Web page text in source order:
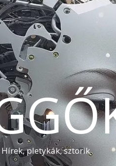
Hírek, pletykák, sztorik